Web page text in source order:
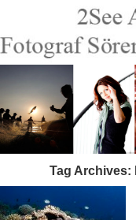
Tag Archives: